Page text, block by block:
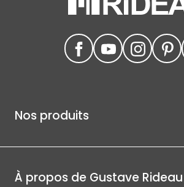
Nos produits
À propos de Gustave Rideau